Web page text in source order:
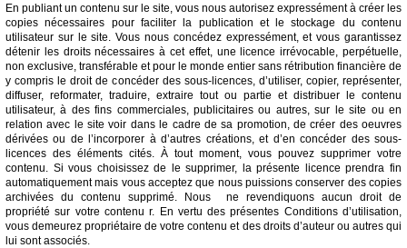
En publiant un contenu sur le site, vous nous autorisez expressément à créer les
copies nécessaires pour faciliter la publication et le stockage du contenu
utilisateur sur le site. Vous nous concédez expressément, et vous garantissez
détenir les droits nécessaires à cet effet, une licence irrévocable, perpétuelle,
non exclusive, transférable et pour le monde entier sans rétribution financière de
y compris le droit de concéder des sous-licences, d’utiliser, copier, représenter,
diffuser, reformater, traduire, extraire tout ou partie et distribuer le contenu
utilisateur, à des fins commerciales, publicitaires ou autres, sur le site ou en
relation avec le site voir dans le cadre de sa promotion, de créer des oeuvres
dérivées ou de l’incorporer à d’autres créations, et d’en concéder des sous-
licences des éléments cités. À tout moment, vous pouvez supprimer votre
contenu. Si vous choisissez de le supprimer, la présente licence prendra fin
automatiquement mais vous acceptez que nous puissions conserver des copies
archivées du contenu supprimé. Nous ne revendiquons aucun droit de
propriété sur votre contenu r. En vertu des présentes Conditions d’utilisation,
vous demeurez propriétaire de votre contenu et des droits d’auteur ou autres qui
lui sont associés.